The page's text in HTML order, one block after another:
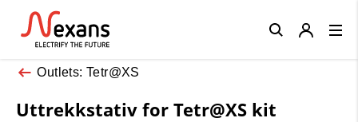
Outlets: Tetr@XS
Uttrekkstativ for Tetr@XS kit
Close